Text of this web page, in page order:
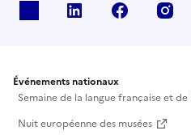
Linkedin Facebook
Événements nationaux
Semaine de la langue française et
Nuit européenne des musées